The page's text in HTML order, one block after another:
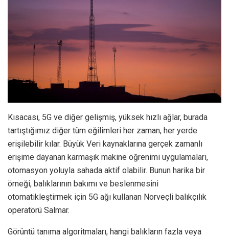
Kısacası, 5G ve diğer gelişmiş, yüksek hızlı ağlar, burada
tartıştığımız diğer tüm eğilimleri her zaman, her yerde
erişilebilir kılar. Büyük Veri kaynaklarına gerçek zamanlı
erişime dayanan karmaşık makine öğrenimi uygulamaları,
otomasyon yoluyla sahada aktif olabilir. Bunun harika bir
örneği, balıklarının bakımı ve beslenmesini
otomatikleştirmek için 5G ağı kullanan Norveçli balıkçılık
operatörü Salmar.
Görüntü tanıma algoritmaları, hangi balıkların fazla veya